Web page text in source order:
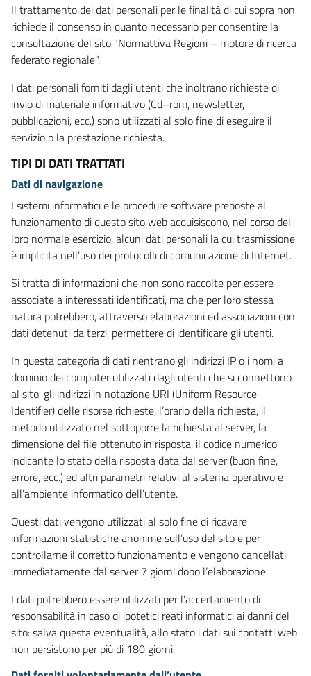
Il trattamento dei dati personali per le finalità di cui sopra non
richiede il consenso in quanto necessario per consentire la
consultazione del sito "Normattiva Regioni – motore di ricerca
federato regionale".
I dati personali forniti dagli utenti che inoltrano richieste di
invio di materiale informativo (Cd–rom, newsletter,
pubblicazioni, ecc.) sono utilizzati al solo fine di eseguire il
servizio o la prestazione richiesta.
TIPI DI DATI TRATTATI
Dati di navigazione
I sistemi informatici e le procedure software preposte al
funzionamento di questo sito web acquisiscono, nel corso del
loro normale esercizio, alcuni dati personali la cui trasmissione
è implicita nell’uso dei protocolli di comunicazione di Internet.
Si tratta di informazioni che non sono raccolte per essere
associate a interessati identificati, ma che per loro stessa
natura potrebbero, attraverso elaborazioni ed associazioni con
dati detenuti da terzi, permettere di identificare gli utenti.
In questa categoria di dati rientrano gli indirizzi IP o i nomi a
dominio dei computer utilizzati dagli utenti che si connettono
al sito, gli indirizzi in notazione URI (Uniform Resource
Identifier) delle risorse richieste, l’orario della richiesta, il
metodo utilizzato nel sottoporre la richiesta al server, la
dimensione del file ottenuto in risposta, il codice numerico
indicante lo stato della risposta data dal server (buon fine,
errore, ecc.) ed altri parametri relativi al sistema operativo e
all’ambiente informatico dell’utente.
Questi dati vengono utilizzati al solo fine di ricavare
informazioni statistiche anonime sull’uso del sito e per
controllarne il corretto funzionamento e vengono cancellati
immediatamente dal server 7 giorni dopo l’elaborazione.
I dati potrebbero essere utilizzati per l’accertamento di
responsabilità in caso di ipotetici reati informatici ai danni del
sito: salva questa eventualità, allo stato i dati sui contatti web
non persistono per più di 180 giorni.